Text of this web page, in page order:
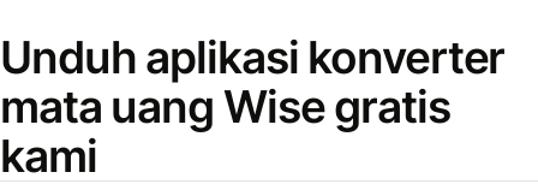
Unduh aplikasi konverter
mata uang Wise gratis
kami